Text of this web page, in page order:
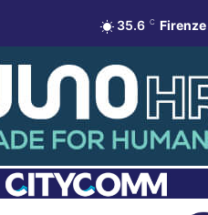
35.6 C Firenze